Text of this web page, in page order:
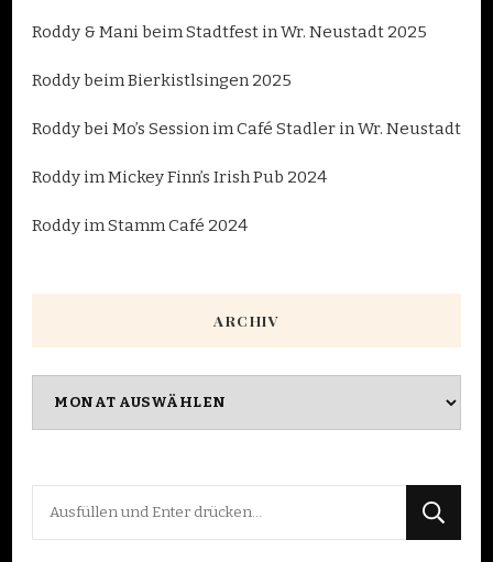
Roddy & Mani beim Stadtfest in Wr. Neustadt 2025
Roddy beim Bierkistlsingen 2025
Roddy bei Mo’s Session im Café Stadler in Wr. Neustadt
Roddy im Mickey Finn’s Irish Pub 2024
Roddy im Stamm Café 2024
ARCHIV
Suchst